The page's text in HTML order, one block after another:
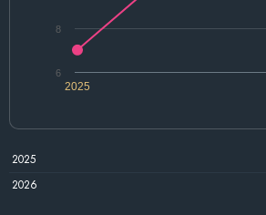
2025
6
8
2025
2026